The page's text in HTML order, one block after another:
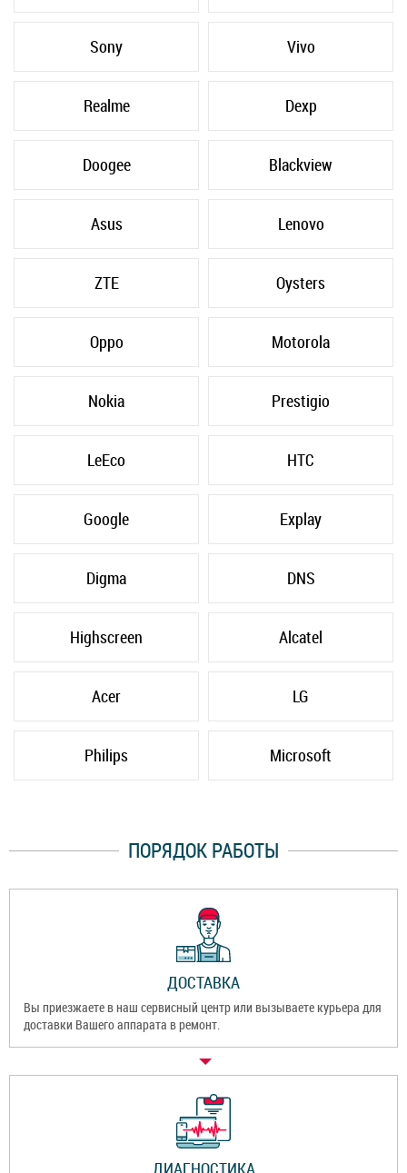
Sony Vivo
Realme Dexp
Doogee Blackview
Asus Lenovo
ZTE Oysters
Oppo Motorola
Nokia Prestigio
LeEco HTC
Google Explay
Digma DNS
Highscreen Alcatel
Acer LG
Philips Microsoft
ПОРЯДОК РАБОТЫ
ДОСТАВКА
Вы приезжаете в наш сервисный центр или вызываете курьера для
доставки Вашего аппарата в ремонт.
ДИАГНОСТИКА